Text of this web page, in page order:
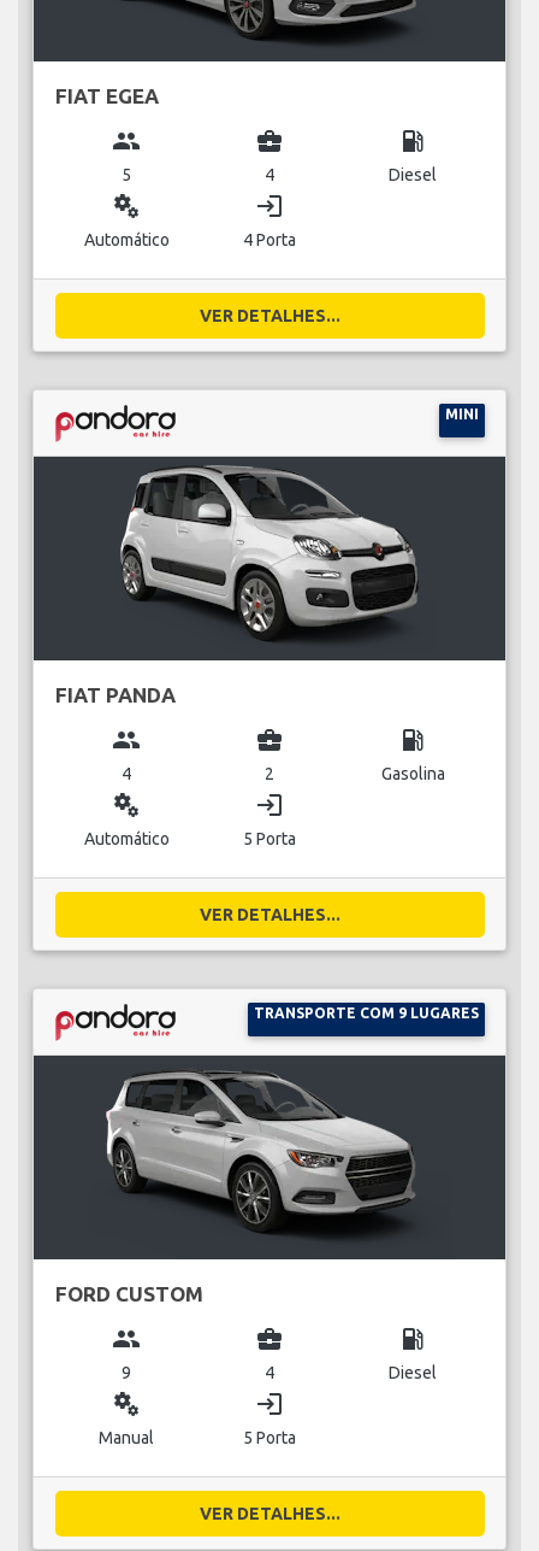
FIAT EGEA
group
5
business_center
4
local_gas_station
Diesel
miscellaneous_services
Automático
login
4 Porta
VER DETALHES...
MINI
FIAT PANDA
group
4
business_center
2
local_gas_station
Gasolina
miscellaneous_services
Automático
login
5 Porta
VER DETALHES...
TRANSPORTE COM 9 LUGARES
FORD CUSTOM
group
9
business_center
4
local_gas_station
Diesel
miscellaneous_services
Manual
login
5 Porta
VER DETALHES...